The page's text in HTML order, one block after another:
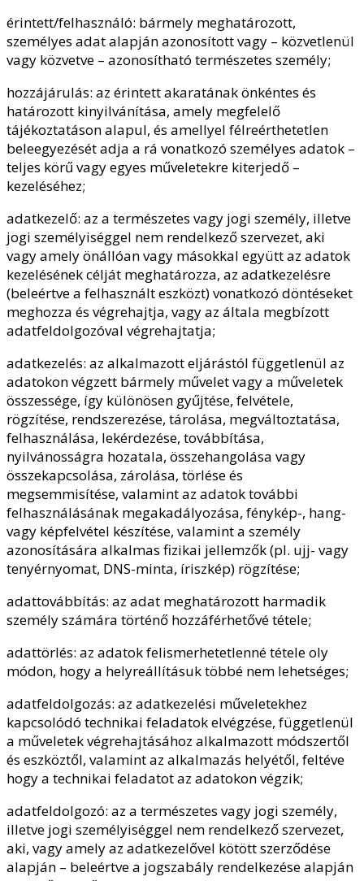
érintett/felhasználó: bármely meghatározott,
személyes adat alapján azonosított vagy – közvetlenül
vagy közvetve – azonosítható természetes személy;
hozzájárulás: az érintett akaratának önkéntes és
határozott kinyilvánítása, amely megfelelő
tájékoztatáson alapul, és amellyel félreérthetetlen
beleegyezését adja a rá vonatkozó személyes adatok –
teljes körű vagy egyes műveletekre kiterjedő –
kezeléséhez;
adatkezelő: az a természetes vagy jogi személy, illetve
jogi személyiséggel nem rendelkező szervezet, aki
vagy amely önállóan vagy másokkal együtt az adatok
kezelésének célját meghatározza, az adatkezelésre
(beleértve a felhasznált eszközt) vonatkozó döntéseket
meghozza és végrehajtja, vagy az általa megbízott
adatfeldolgozóval végrehajtatja;
adatkezelés: az alkalmazott eljárástól függetlenül az
adatokon végzett bármely művelet vagy a műveletek
összessége, így különösen gyűjtése, felvétele,
rögzítése, rendszerezése, tárolása, megváltoztatása,
felhasználása, lekérdezése, továbbítása,
nyilvánosságra hozatala, összehangolása vagy
összekapcsolása, zárolása, törlése és
megsemmisítése, valamint az adatok további
felhasználásának megakadályozása, fénykép-, hang-
vagy képfelvétel készítése, valamint a személy
azonosítására alkalmas fizikai jellemzők (pl. ujj- vagy
tenyérnyomat, DNS-minta, íriszkép) rögzítése;
adattovábbítás: az adat meghatározott harmadik
személy számára történő hozzáférhetővé tétele;
adattörlés: az adatok felismerhetetlenné tétele oly
módon, hogy a helyreállításuk többé nem lehetséges;
adatfeldolgozás: az adatkezelési műveletekhez
kapcsolódó technikai feladatok elvégzése, függetlenül
a műveletek végrehajtásához alkalmazott módszertől
és eszköztől, valamint az alkalmazás helyétől, feltéve
hogy a technikai feladatot az adatokon végzik;
adatfeldolgozó: az a természetes vagy jogi személy,
illetve jogi személyiséggel nem rendelkező szervezet,
aki, vagy amely az adatkezelővel kötött szerződése
alapján – beleértve a jogszabály rendelkezése alapján